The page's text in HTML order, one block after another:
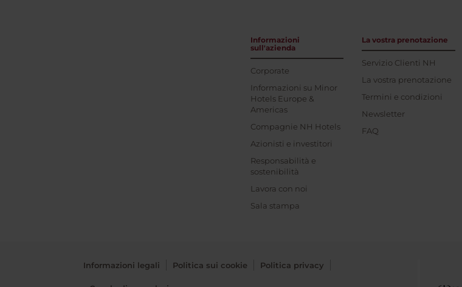
Informazioni
sull'azienda
Corporate
Informazioni su Minor
Hotels Europe &
Americas
Compagnie NH Hotels
Azionisti e investitori
Responsabilità e
sostenibilità
Lavora con noi
Sala stampa
La vostra prenotazione
Servizio Clienti NH
La vostra prenotazione
Termini e condizioni
Newsletter
FAQ
Informazioni legali Politica sui cookie Politica privacy